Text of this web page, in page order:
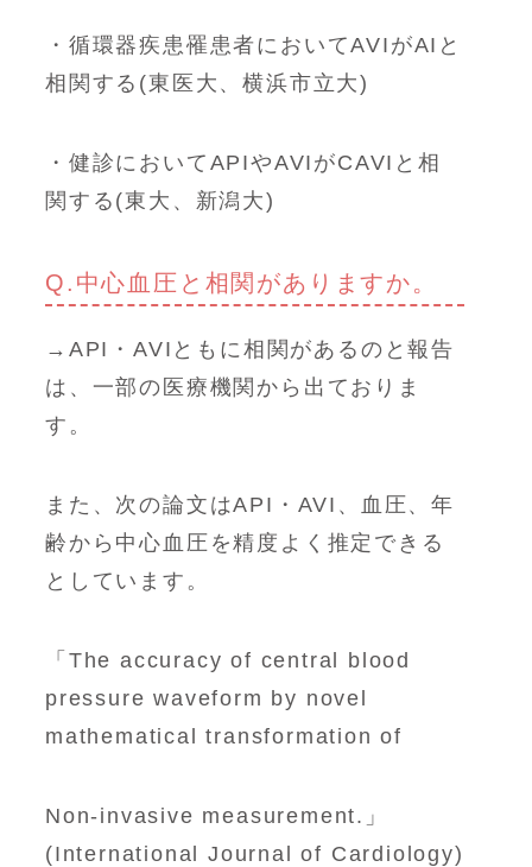
・循環器疾患罹患者においてAVIがAIと
相関する(東医大、横浜市立大)
・健診においてAPIやAVIがCAVIと相
関する(東大、新潟大)
Q.中心血圧と相関がありますか。
→API・AVIともに相関があるのと報告
は、一部の医療機関から出ておりま
す。
また、次の論文はAPI・AVI、血圧、年
齢から中心血圧を精度よく推定できる
としています。
「The accuracy of central blood
pressure waveform by novel
mathematical transformation of
Non-invasive measurement.」
(International Journal of Cardiology)